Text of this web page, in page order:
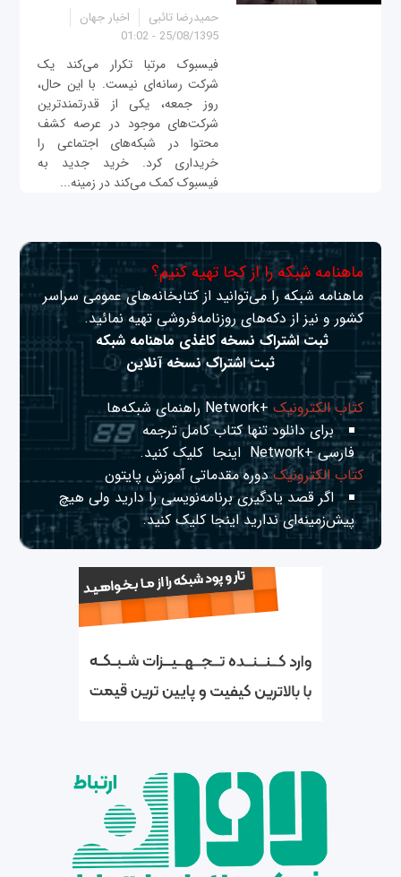
حمیدرضا تائبی
اخبار جهان
25/08/1395 - 01:02
فیسبوک مرتبا تکرار می‌کند یک
شرکت رسانه‌ای نیست. با این حال،
روز جمعه، یکی از قدرتمندترین
شرکت‌های موجود در عرصه کشف
محتوا در شبکه‌های اجتماعی را
خریداری کرد. خرید جدید به
فیسبوک کمک می‌کند در زمینه...
ماهنامه شبکه را از کجا تهیه کنیم؟
ماهنامه شبکه را می‌توانید از کتابخانه‌های عمومی سراسر
کشور و نیز از دکه‌های روزنامه‌فروشی تهیه نمائید.
ثبت اشتراک نسخه کاغذی ماهنامه شبکه
ثبت اشتراک نسخه آنلاین
کتاب الکترونیک+Network راهنمای شبکه‌ها
برای دانلود تنها کتاب کامل ترجمه
فارسی +Network
اینجا کلیک کنید.
کتاب الکترونیکدوره مقدماتی آموزش پایتون
اگر قصد یادگیری برنامه‌نویسی را دارید ولی هیچ
پیش‌زمینه‌ای نداریداینجا کلیک کنید.